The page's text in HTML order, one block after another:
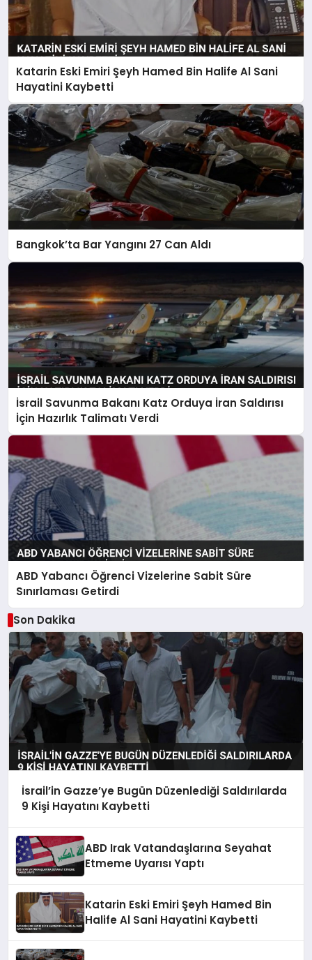
Katarin Eski Emiri Şeyh Hamed Bin Halife Al Sani
Hayatini Kaybetti
Bangkok’ta Bar Yangını 27 Can Aldı
İsrail Savunma Bakanı Katz Orduya İran Saldırısı
İçin Hazırlık Talimatı Verdi
ABD Yabancı Öğrenci Vizelerine Sabit Süre
Sınırlaması Getirdi
Son Dakika
İsrail’in Gazze’ye Bugün Düzenlediği Saldırılarda
9 Kişi Hayatını Kaybetti
ABD Irak Vatandaşlarına Seyahat
Etmeme Uyarısı Yaptı
Katarin Eski Emiri Şeyh Hamed Bin
Halife Al Sani Hayatini Kaybetti